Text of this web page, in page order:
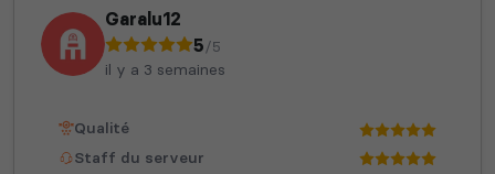
Garalu12
5/5
il y a 3 semaines
Qualité
Staff du serveur